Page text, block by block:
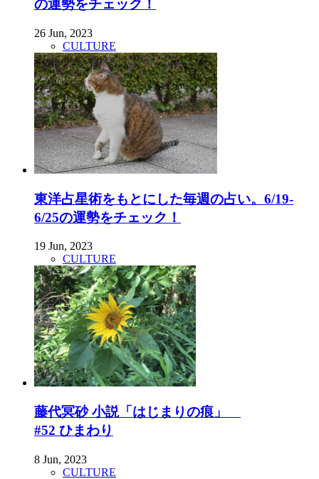
の運勢をチェック！
26 Jun, 2023
CULTURE
東洋占星術をもとにした毎週の占い。6/19-
6/25の運勢をチェック！
19 Jun, 2023
CULTURE
藤代冥砂 小説「はじまりの痕」
#52 ひまわり
8 Jun, 2023
CULTURE